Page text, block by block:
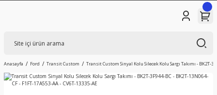
Anasayfa Ford Transit Custom Transit Custom Sinyal Kolu Silecek Kolu Sargı Takımı - BK2T-